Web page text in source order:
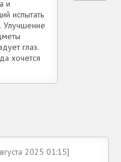
и
испытать
Улучшение
глаз.
хочется
2025 01:15]